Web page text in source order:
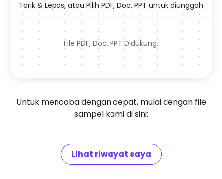
Tarik & Lepas, atau Pilih PDF, Doc, PPT untuk diunggah
File PDF, Doc, PPT Didukung.
Untuk mencoba dengan cepat, mulai dengan file
sampel kami di sini:
Lihat riwayat saya